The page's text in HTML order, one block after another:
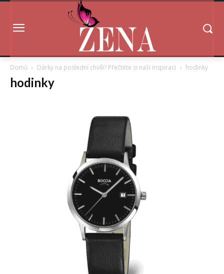
Domů Dárky na poslední chvíli? Přečtěte si naši inspiraci hodinky
hodinky